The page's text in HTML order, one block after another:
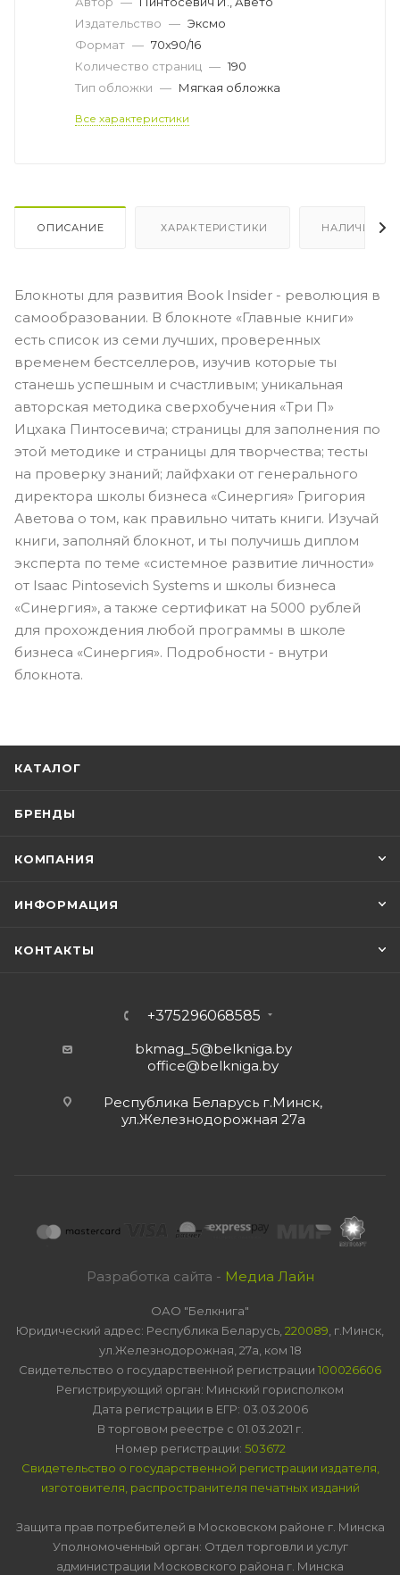
Издательство — Эксмо
Формат — 70x90/16
Количество страниц — 190
Тип обложки — Мягкая обложка
Все характеристики
ОПИСАНИЕ ХАРАКТЕРИСТИКИ НАЛИЧИЕ
Блокноты для развития Book Insider - революция в
самообразовании. В блокноте «Главные книги»
есть список из семи лучших, проверенных
временем бестселлеров, изучив которые ты
станешь успешным и счастливым; уникальная
авторская методика сверхобучения «Три П»
Ицхака Пинтосевича; страницы для заполнения по
этой методике и страницы для творчества; тесты
на проверку знаний; лайфхаки от генерального
директора школы бизнеса «Синергия» Григория
Аветова о том, как правильно читать книги. Изучай
книги, заполняй блокнот, и ты получишь диплом
эксперта по теме «системное развитие личности»
от Isaac Pintosevich Systems и школы бизнеса
«Синергия», а также сертификат на 5000 рублей
для прохождения любой программы в школе
бизнеса «Синергия». Подробности - внутри
блокнота.
КАТАЛОГ
БРЕНДЫ
КОМПАНИЯ
ИНФОРМАЦИЯ
КОНТАКТЫ
+375296068585
bkmag_5@belkniga.by
office@belkniga.by
Республика Беларусь г.Минск,
ул.Железнодорожная 27а
Разработка сайта - Медиа Лайн
ОАО "Белкнига"
Юридический адрес: Республика Беларусь, 220089 , г.Минск,
ул.Железнодорожная, 27а, ком 18
Свидетельство о государственной регистрации 100026606
Регистрирующий орган: Минский горисполком
Дата регистрации в ЕГР: 03.03.2006
В торговом реестре с 01.03.2021 г.
Номер регистрации: 503672
Свидетельство о государственной регистрации издателя,
изготовителя, распространителя печатных изданий
Защита прав потребителей в Московском районе г. Минска
Уполномоченный орган: Отдел торговли и услуг
администрации Московского района г. Минска